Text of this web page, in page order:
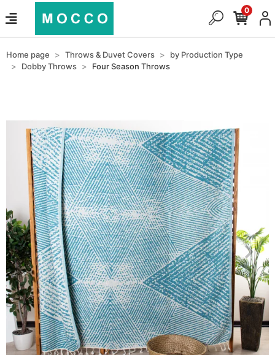
0
Home page Throws & Duvet Covers
by Production Type
Dobby Throws
Four Season Throws